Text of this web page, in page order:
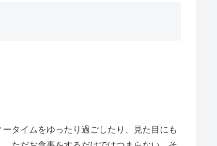
タイムをゆったり過ごしたり、見た目にも